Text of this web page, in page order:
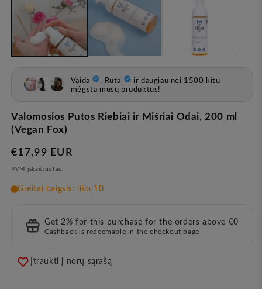
modale
Valomosios Putos Riebiai ir Mišriai Odai, 200 ml
(Vegan Fox)
Įprasta
kaina
€17,99 EUR
PVM įskaičiuotas.
Get 2% for this purchase for the orders above €0
Cashback is redeemable in the checkout page
Įtraukti į norų sąrašą